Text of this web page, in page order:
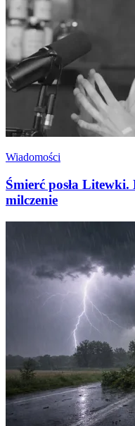
Wiadomości
Śmierć posła
milczenie